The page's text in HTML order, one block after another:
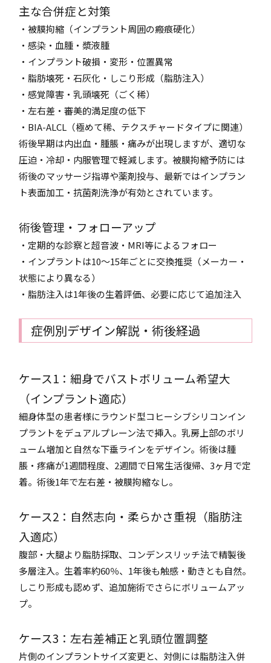
主な合併症と対策
・被膜拘縮（インプラント周囲の瘢痕硬化）
・感染・血腫・漿液腫
・インプラント破損・変形・位置異常
・脂肪壊死・石灰化・しこり形成（脂肪注入）
・感覚障害・乳頭壊死（ごく稀）
・左右差・審美的満足度の低下
・BIA-ALCL（極めて稀、テクスチャードタイプに関連）
術後早期は内出血・腫脹・痛みが出現しますが、適切な
圧迫・冷却・内服管理で軽減します。被膜拘縮予防には
術後のマッサージ指導や薬剤投与、最新ではインプラン
ト表面加工・抗菌剤洗浄が有効とされています。
術後管理・フォローアップ
・定期的な診察と超音波・MRI等によるフォロー
・インプラントは10〜15年ごとに交換推奨（メーカー・
状態により異なる）
・脂肪注入は1年後の生着評価、必要に応じて追加注入
症例別デザイン解説・術後経過
ケース1：細身でバストボリューム希望大
（インプラント適応）
細身体型の患者様にラウンド型コヒーシブシリコンイン
プラントをデュアルプレーン法で挿入。乳房上部のボリ
ューム増加と自然な下垂ラインをデザイン。術後は腫
脹・疼痛が1週間程度、2週間で日常生活復帰、3ヶ月で定
着。術後1年で左右差・被膜拘縮なし。
ケース2：自然志向・柔らかさ重視（脂肪注
入適応）
腹部・大腿より脂肪採取、コンデンスリッチ法で精製後
多層注入。生着率約60％、1年後も触感・動きとも自然。
しこり形成も認めず、追加施術でさらにボリュームアッ
プ。
ケース3：左右差補正と乳頭位置調整
片側のインプラントサイズ変更と、対側には脂肪注入併